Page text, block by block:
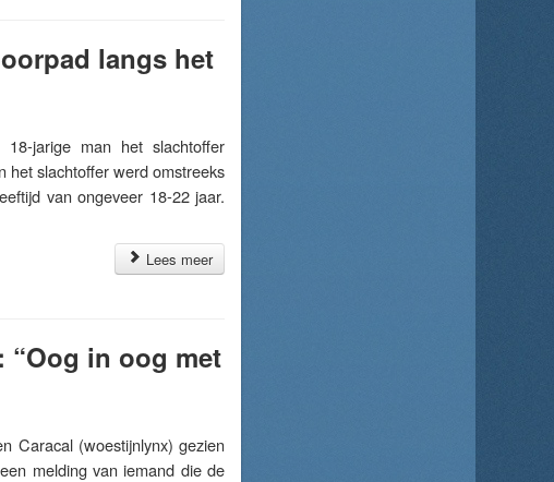
langs het
jarige man het slachtoffer
het slachtoffer werd omstreeks
van ongeveer 18-22 jaar.
Lees meer
in oog met
Caracal (woestijnlynx) gezien
melding van iemand die de